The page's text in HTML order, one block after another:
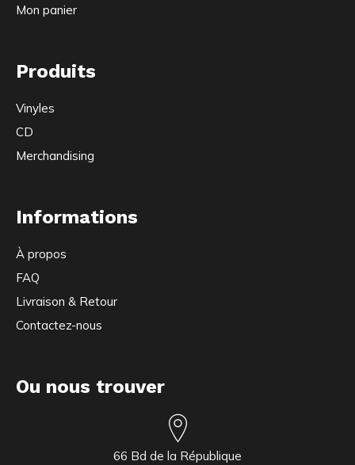
Mon panier
Produits
Vinyles
CD
Merchandising
Informations
À propos
FAQ
Livraison & Retour
Contactez-nous
Ou nous trouver
66 Bd de la République